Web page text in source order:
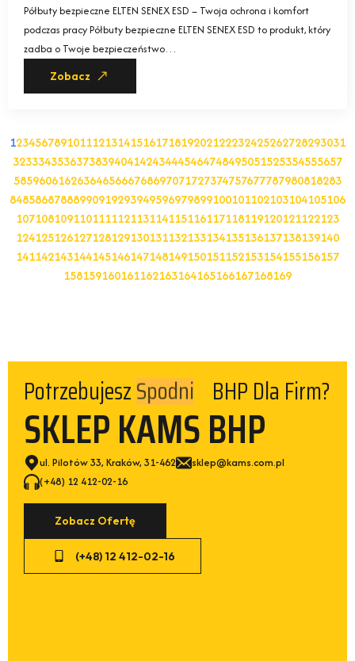
Półbuty bezpieczne ELTEN SENEX ESD – Twoja ochrona i komfort
podczas pracy Półbuty bezpieczne ELTEN SENEX ESD to produkt, który
zadba o Twoje bezpieczeństwo…
Zobacz
12345678910111213141516171819202122232425262728293031
3233343536373839404142434445464748495051525354555657
5859606162636465666768697071727374757677787980818283
84858687888990919293949596979899100101102103104105106
107108109110111112113114115116117118119120121122123
124125126127128129130131132133134135136137138139140
141142143144145146147148149150151152153154155156157
158159160161162163164165166167168169
Potrzebujesz Obuwia BHP Dla Firm?
SKLEP KAMS BHP
ul. Pilotów 33, Kraków, 31-462
sklep@kams.com.pl
(+48) 12 412-02-16
Zobacz Ofertę
(+48) 12 412-02-16